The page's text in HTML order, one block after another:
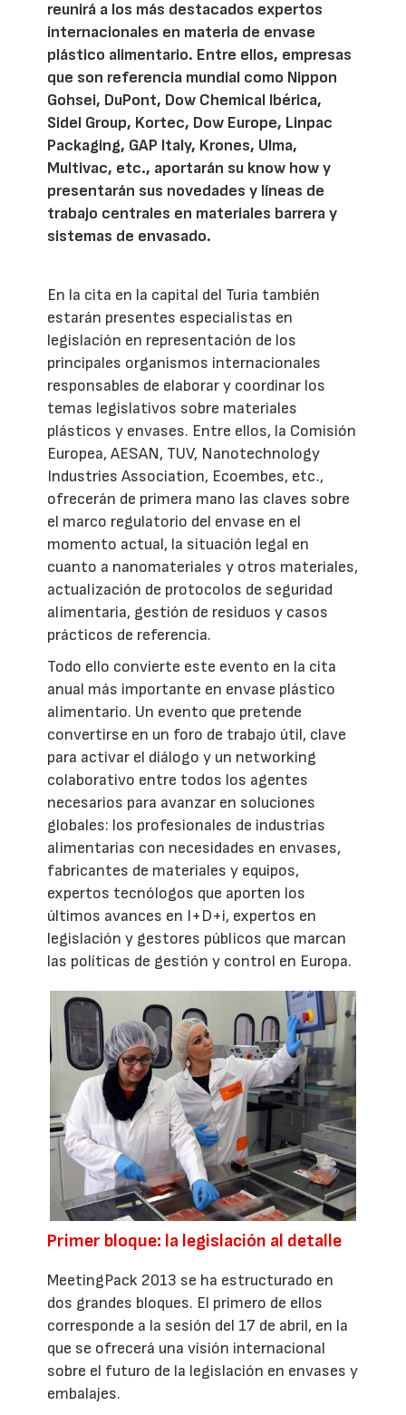
reunirá a los más destacados expertos
internacionales en materia de envase
plástico alimentario. Entre ellos, empresas
que son referencia mundial como Nippon
Gohsei, DuPont, Dow Chemical Ibérica,
Sidel Group, Kortec, Dow Europe, Linpac
Packaging, GAP Italy, Krones, Ulma,
Multivac, etc., aportarán su know how y
presentarán sus novedades y líneas de
trabajo centrales en materiales barrera y
sistemas de envasado.
En la cita en la capital del Turia también
estarán presentes especialistas en
legislación en representación de los
principales organismos internacionales
responsables de elaborar y coordinar los
temas legislativos sobre materiales
plásticos y envases. Entre ellos, la Comisión
Europea, AESAN, TUV, Nanotechnology
Industries Association, Ecoembes, etc.,
ofrecerán de primera mano las claves sobre
el marco regulatorio del envase en el
momento actual, la situación legal en
cuanto a nanomateriales y otros materiales,
actualización de protocolos de seguridad
alimentaria, gestión de residuos y casos
prácticos de referencia.
Todo ello convierte este evento en la cita
anual más importante en envase plástico
alimentario. Un evento que pretende
convertirse en un foro de trabajo útil, clave
para activar el diálogo y un networking
colaborativo entre todos los agentes
necesarios para avanzar en soluciones
globales: los profesionales de industrias
alimentarias con necesidades en envases,
fabricantes de materiales y equipos,
expertos tecnólogos que aporten los
últimos avances en I+D+i, expertos en
legislación y gestores públicos que marcan
las políticas de gestión y control en Europa.
Primer bloque: la legislación al detalle
MeetingPack 2013 se ha estructurado en
dos grandes bloques. El primero de ellos
corresponde a la sesión del 17 de abril, en la
que se ofrecerá una visión internacional
sobre el futuro de la legislación en envases y
embalajes.